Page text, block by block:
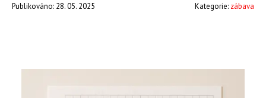
Publikováno: 28. 05. 2025 Kategorie: zábava